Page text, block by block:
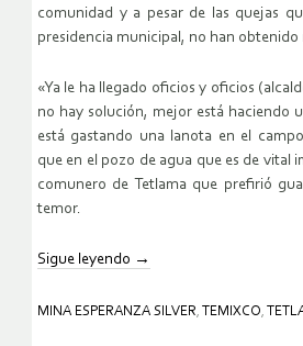
comunidad y a pesar de las quejas
presidencia municipal, no han obtenido
«Ya le ha llegado oficios y oficios
no hay solución, mejor está haciendo
está gastando una lanota en el
que en el pozo de agua que es de vital
comunero de Tetlama que prefirió
temor.
Sigue leyendo →
MINA ESPERANZA SILVER, TEMIXCO,